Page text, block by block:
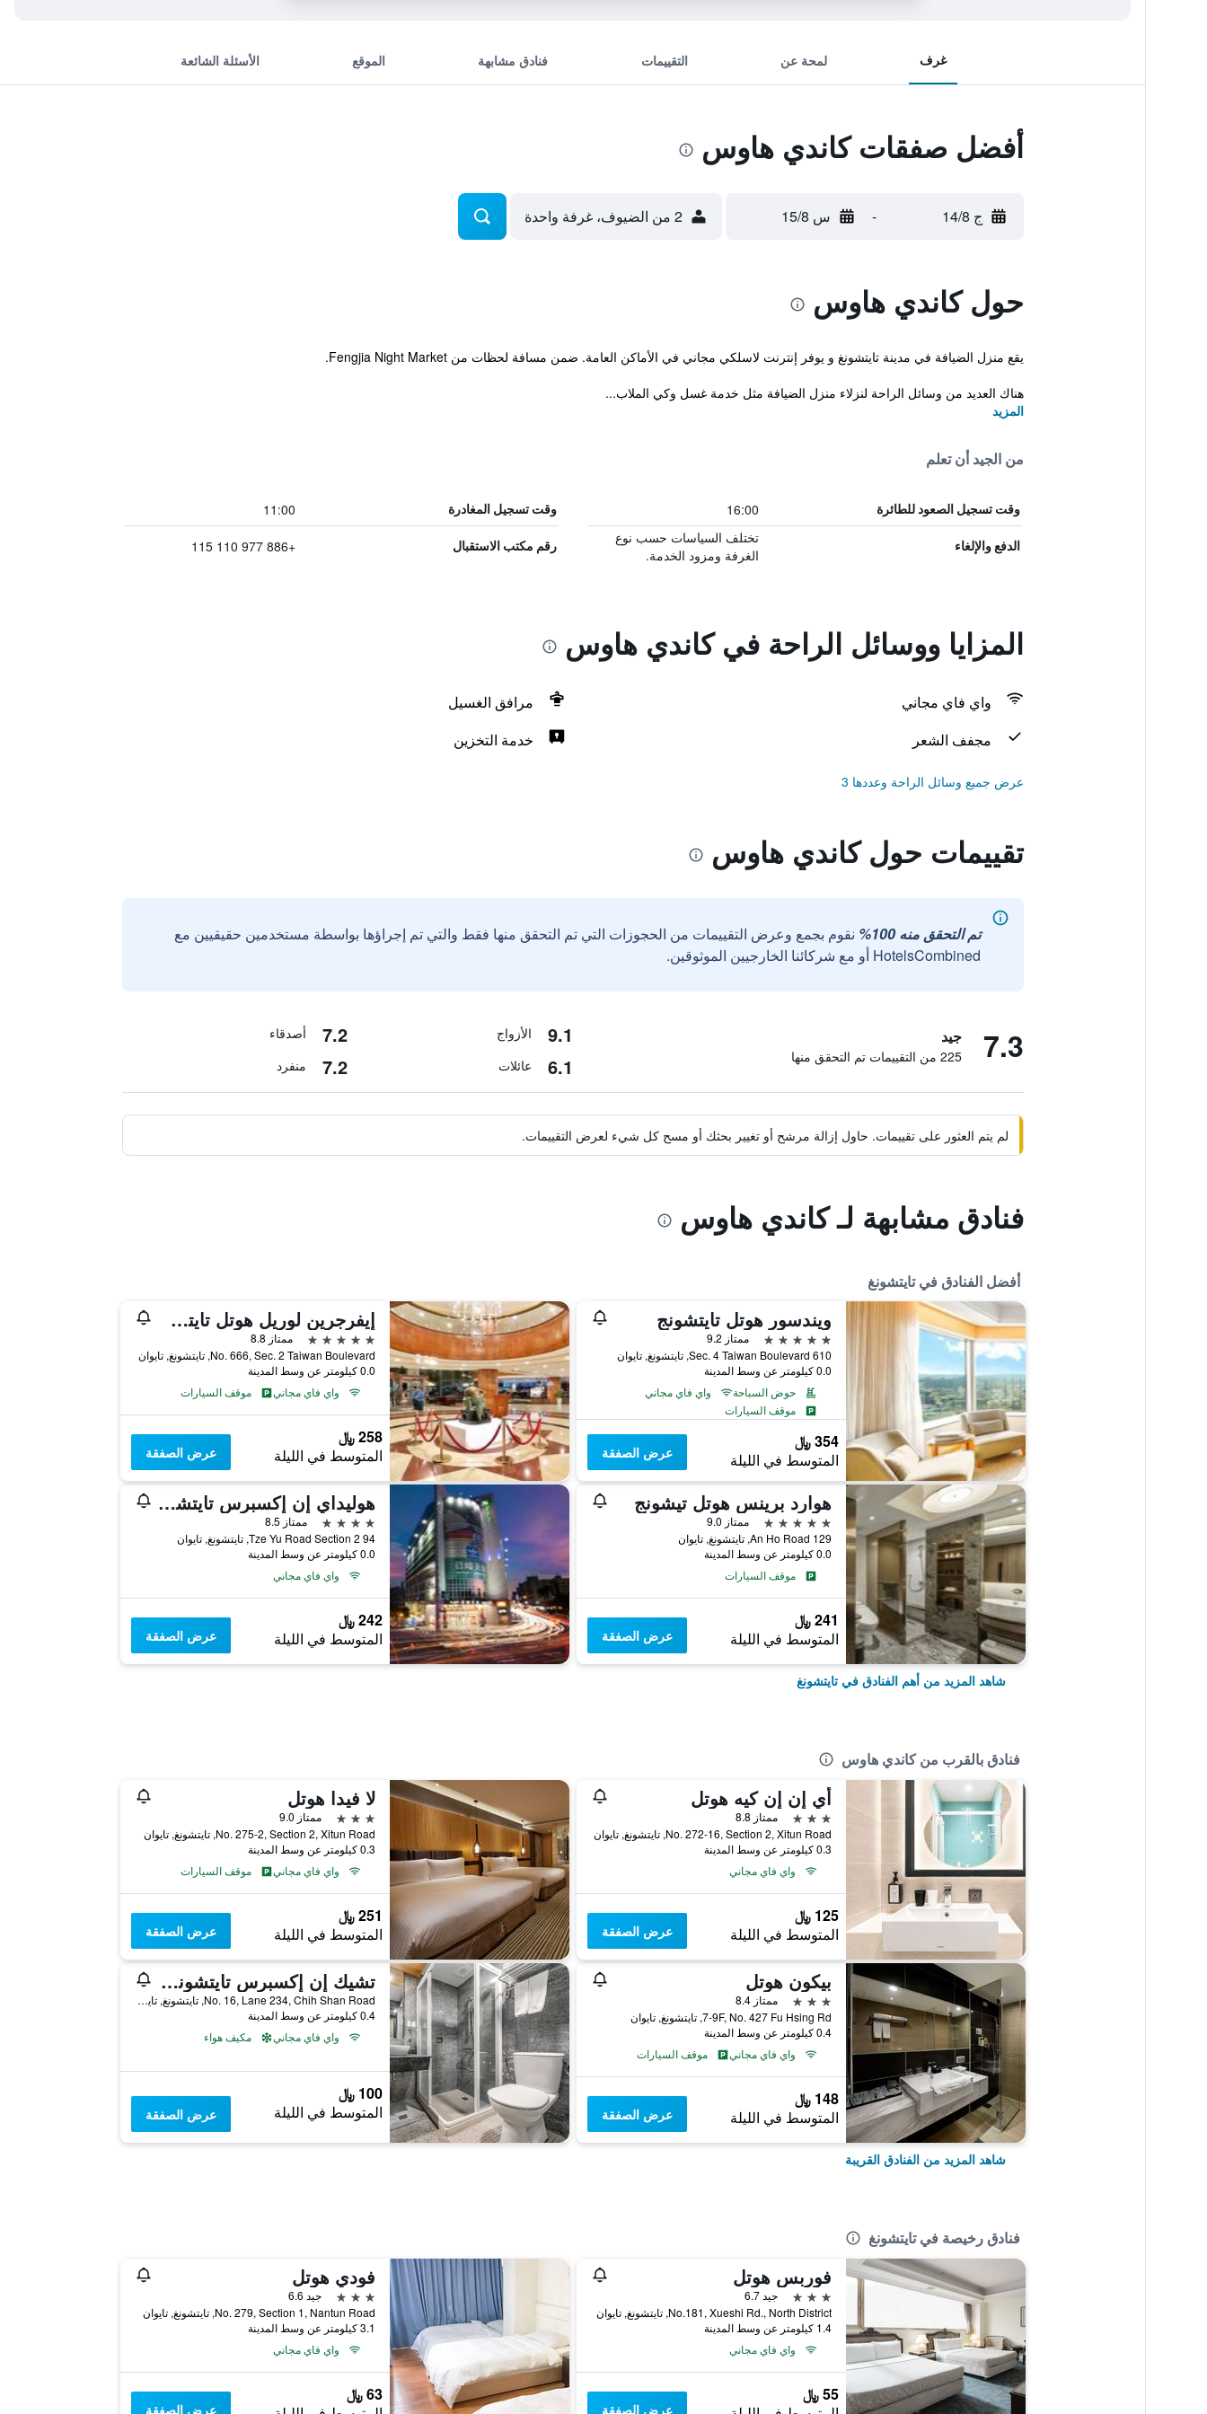
غرف لمحة عن التقييمات فنادق مشابهة الموقع الأسئلة الشائعة
أفضل صفقات كاندي هاوس
ج 14/8 - س 15/8 2 من الضيوف، غرفة واحدة
حول كاندي هاوس
يقع منزل الضيافة في مدينة تايتشونغ و يوفر إنترنت لاسلكي مجاني في الأماكن العامة. ضمن مسافة لحظات من Fengjia Night Market.
هناك العديد من وسائل الراحة لنزلاء منزل الضيافة مثل خدمة غسل وكي الملاب...
المزيد
من الجيد أن تعلم
وقت تسجيل الصعود للطائرة 16:00 وقت تسجيل المغادرة 11:00
الدفع والإلغاء
تختلف السياسات حسب نوع
الغرفة ومزود الخدمة.
رقم مكتب الاستقبال +886 977 110 115
المزايا ووسائل الراحة في كاندي هاوس
واي فاي مجاني
مرافق الغسيل
مجفف الشعر
خدمة التخزين
عرض جميع وسائل الراحة وعددها 3
تقييمات حول كاندي هاوس
تم التحقق منه 100%
نقوم بجمع وعرض التقييمات من الحجوزات التي تم التحقق منها فقط والتي تم إجراؤها بواسطة مستخدمين حقيقيين مع
HotelsCombined أو مع شركائنا الخارجيين الموثوقين.
7.3 جيد
225 من التقييمات تم التحقق منها
9.1 الأزواج 7.2 أصدقاء
6.1 عائلات 7.2 منفرد
لم يتم العثور على تقييمات. حاول إزالة مرشح أو تغيير بحثك أو مسح كل شيء لعرض التقييمات.
فنادق مشابهة لـ كاندي هاوس
أفضل الفنادق في تايتشونغ
ويندسور هوتل تايتشونج
5 نجوم
ممتاز 9.2
610 Sec. 4 Taiwan Boulevard, تايتشونغ, تايوان
0.0 كيلومتر عن وسط المدينة
حوض السباحة
واي فاي مجاني
موقف السيارات
354 ﷼
المتوسط في الليلة عرض الصفقة
إيفرجرين لوريل هوتل تايتشونج
5 نجوم
ممتاز 8.8
No. 666, Sec. 2 Taiwan Boulevard, تايتشونغ, تايوان
0.0 كيلومتر عن وسط المدينة
واي فاي مجاني
موقف السيارات
258 ﷼
المتوسط في الليلة عرض الصفقة
هوارد برينس هوتل تيشونج
5 نجوم
ممتاز 9.0
129 An Ho Road, تايتشونغ, تايوان
0.0 كيلومتر عن وسط المدينة
موقف السيارات
241 ﷼
المتوسط في الليلة عرض الصفقة
هوليداي إن إكسبرس تايتشونج بارك باي آيتش جي
4 نجوم
ممتاز 8.5
94 Tze Yu Road Section 2, تايتشونغ, تايوان
0.0 كيلومتر عن وسط المدينة
واي فاي مجاني
242 ﷼
المتوسط في الليلة عرض الصفقة
شاهد المزيد من أهم الفنادق في تايتشونغ
فنادق بالقرب من كاندي هاوس
أي إن إن كيه هوتل
3 نجوم
ممتاز 8.8
No. 272-16, Section 2, Xitun Road, تايتشونغ, تايوان
0.3 كيلومتر عن وسط المدينة
واي فاي مجاني
125 ﷼
المتوسط في الليلة عرض الصفقة
لا فيدا هوتل
3 نجوم
ممتاز 9.0
No. 275-2, Section 2, Xitun Road, تايتشونغ, تايوان
0.3 كيلومتر عن وسط المدينة
واي فاي مجاني
موقف السيارات
251 ﷼
المتوسط في الليلة عرض الصفقة
بيكون هوتل
3 نجوم
ممتاز 8.4
7-9F, No. 427 Fu Hsing Rd, تايتشونغ, تايوان
0.4 كيلومتر عن وسط المدينة
واي فاي مجاني
موقف السيارات
148 ﷼
المتوسط في الليلة عرض الصفقة
تشيك إن إكسبرس تايتشونج فينج تشيا
No. 16, Lane 234, Chih Shan Road, تايتشونغ, تايوان
0.4 كيلومتر عن وسط المدينة
واي فاي مجاني
مكيف هواء
100 ﷼
المتوسط في الليلة عرض الصفقة
شاهد المزيد من الفنادق القريبة
فنادق رخيصة في تايتشونغ
فوربس هوتل
3 نجوم
جيد 6.7
No.181, Xueshi Rd., North District, تايتشونغ, تايوان
1.4 كيلومتر عن وسط المدينة
واي فاي مجاني
55 ﷼
عرض الصفقة
فودي هوتل
3 نجوم
جيد 6.6
No. 279, Section 1, Nantun Road, تايتشونغ, تايوان
3.1 كيلومتر عن وسط المدينة
واي فاي مجاني
63 ﷼
عرض الصفقة